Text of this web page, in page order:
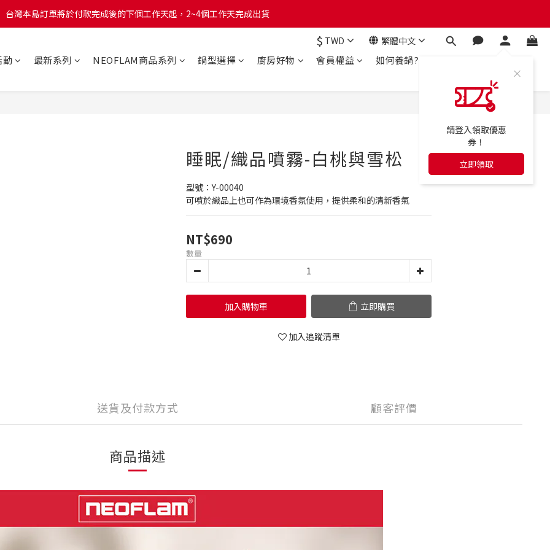
台灣本島訂單將於付款完成後的下個工作天起，2~4個工作天完成出貨
台灣本島訂單將於付款完成後的下個工作天起，2~4個工作天完成出貨
台灣本島訂單將於付款完成後的下個工作天起，2~4個工作天完成出貨
$ TWD 繁體中文
請登入領取優惠
券！
立即領取
動 最新系列 NEOFLAM商品系列 鍋型選擇 廚房好物 會員權益 如何養鍋?
睡眠/織品噴霧-白桃與雪松
型號：Y-00040
可噴於織品上也可作為環境香氛使用，提供柔和的清新香氣
NT$690
數量
加入購物車 立即購買
加入追蹤清單
送貨及付款方式 顧客評價
商品描述